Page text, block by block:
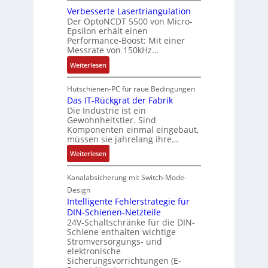
s
c
h
ä
f
t
e
A
u
t
o
m
a
t
i
o
n
g
e
w
ä
h
t
l
t
S
c
h
u
t
l
a
c
k
b
s
c
h
t
u
n
g
e
F
a
n
g
s
c
a
l
t
u
n
a
t
t
e
r
i
e
l
o
s
e
M
u
l
i
u
r
n
-
K
i
Verbesserte Lasertriangulation
Der OptoNCDT 5500 von Micro-
Epsilon erhält einen
Performance-Boost: Mit einer
Messrate von 150kHz…
Weiterlesen:
V
e
r
b
e
s
s
e
r
t
L
a
s
e
r
t
Hutschienen-PC für raue Bedingungen
Das IT-Rückgrat der Fabrik
Die Industrie ist ein
Gewohnheitstier. Sind
Komponenten einmal eingebaut,
müssen sie jahrelang ihre…
Weiterlesen:
D
a
I
T
-
R
ü
c
Kanalabsicherung mit Switch-Mode-
Design
Intelligente Fehlerstrategie für
DIN-Schienen-Netzteile
24V-Schaltschränke für die DIN-
Schiene enthalten wichtige
Stromversorgungs- und
elektronische
Sicherungsvorrichtungen (E-